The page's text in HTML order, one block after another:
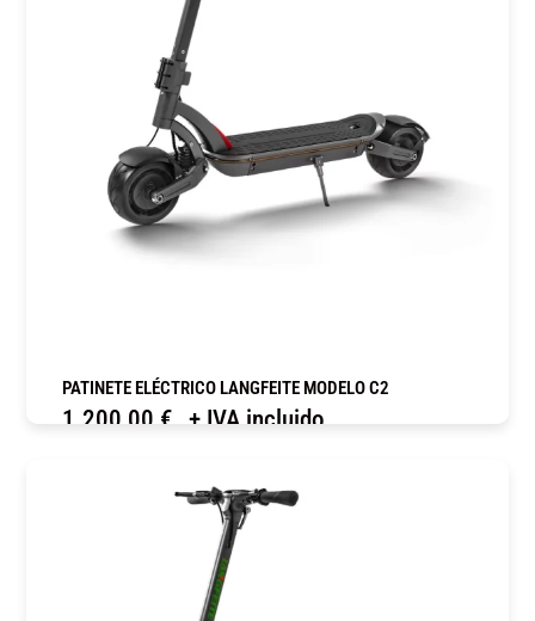
PATINETE ELÉCTRICO LANGFEITE MODELO C2
1.200,00 € + IVA incluido